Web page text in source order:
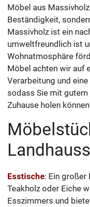
Möbel aus
Beständigkeit,
Massivholz ist ein
umweltfreundlich ist
Wohnatmosphäre
Möbel achten wir auf
Verarbeitung und
sodass Sie mit
Zuhause holen
Esstische: Ein großer
Teakholz oder Eiche
Esszimmers und